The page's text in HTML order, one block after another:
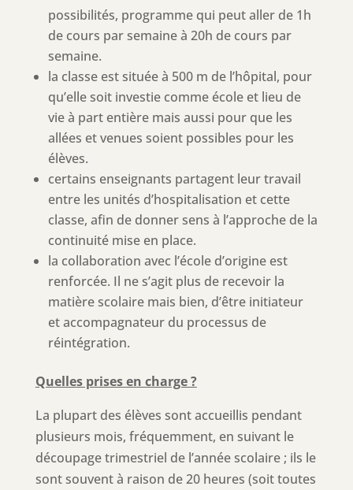
possibilités, programme qui peut aller de 1h
de cours par semaine à 20h de cours par
semaine.
la classe est située à 500 m de l’hôpital, pour
qu’elle soit investie comme école et lieu de
vie à part entière mais aussi pour que les
allées et venues soient possibles pour les
élèves.
certains enseignants partagent leur travail
entre les unités d’hospitalisation et cette
classe, afin de donner sens à l’approche de la
continuité mise en place.
la collaboration avec l’école d’origine est
renforcée. Il ne s’agit plus de recevoir la
matière scolaire mais bien, d’être initiateur
et accompagnateur du processus de
réintégration.
Quelles prises en charge ?
La plupart des élèves sont accueillis pendant
plusieurs mois, fréquemment, en suivant le
découpage trimestriel de l’année scolaire ; ils le
sont souvent à raison de 20 heures (soit toutes